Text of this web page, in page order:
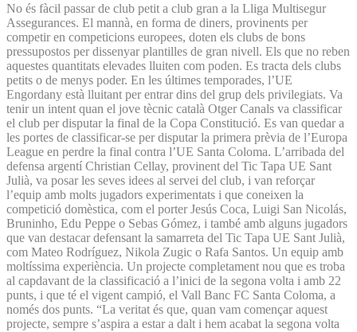
No és fàcil passar de club petit a club gran a la Lliga Multisegur
Assegurances. El mannà, en forma de diners, provinents per
competir en competicions europees, doten els clubs de bons
pressupostos per dissenyar plantilles de gran nivell. Els que no reben
aquestes quantitats elevades lluiten com poden. Es tracta dels clubs
petits o de menys poder. En les últimes temporades, l’UE
Engordany està lluitant per entrar dins del grup dels privilegiats. Va
tenir un intent quan el jove tècnic català Otger Canals va classificar
el club per disputar la final de la Copa Constitució. Es van quedar a
les portes de classificar-se per disputar la primera prèvia de l’Europa
League en perdre la final contra l’UE Santa Coloma. L’arribada del
defensa argentí Christian Cellay, provinent del Tic Tapa UE Sant
Julià, va posar les seves idees al servei del club, i van reforçar
l’equip amb molts jugadors experimentats i que coneixen la
competició domèstica, com el porter Jesús Coca, Luigi San Nicolás,
Bruninho, Edu Peppe o Sebas Gómez, i també amb alguns jugadors
que van destacar defensant la samarreta del Tic Tapa UE Sant Julià,
com Mateo Rodríguez, Nikola Zugic o Rafa Santos. Un equip amb
moltíssima experiència. Un projecte completament nou que es troba
al capdavant de la classificació a l’inici de la segona volta i amb 22
punts, i que té el vigent campió, el Vall Banc FC Santa Coloma, a
només dos punts. “La veritat és que, quan vam començar aquest
projecte, sempre s’aspira a estar a dalt i hem acabat la segona volta